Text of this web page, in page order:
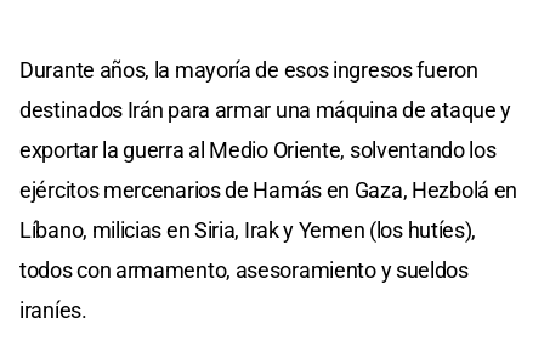
Durante años, la mayoría de esos ingresos fueron
destinados Irán para armar una máquina de ataque y
exportar la guerra al Medio Oriente, solventando los
ejércitos mercenarios de Hamás en Gaza, Hezbolá en
Líbano, milicias en Siria, Irak y Yemen (los hutíes),
todos con armamento, asesoramiento y sueldos
iraníes.